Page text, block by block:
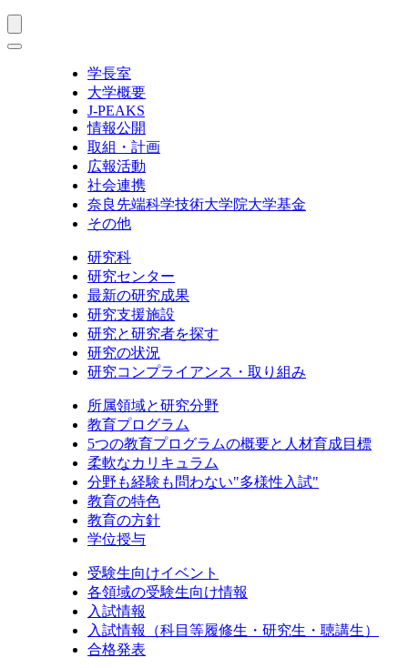
学長室
大学概要
J-PEAKS
情報公開
取組・計画
広報活動
社会連携
奈良先端科学技術大学院大学基金
その他
研究科
研究センター
最新の研究成果
研究支援施設
研究と研究者を探す
研究の状況
研究コンプライアンス・取り組み
所属領域と研究分野
教育プログラム
5つの教育プログラムの概要と人材育成目標
柔軟なカリキュラム
分野も経験も問わない"多様性入試"
教育の特色
教育の方針
学位授与
受験生向けイベント
各領域の受験生向け情報
入試情報
入試情報（科目等履修生・研究生・聴講生）
合格発表